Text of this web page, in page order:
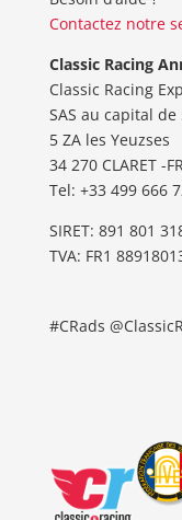
Contactez notre
Classic Racing
Classic Racing
SAS au capital de
5 ZA les Yeuzses
34 270 CLARET -
Tel: ‭+33 499 666
SIRET: 891 801
TVA: FR1
#CRads